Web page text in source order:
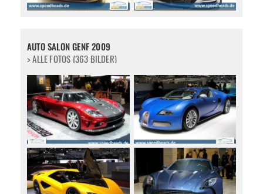
AUTO SALON GENF 2009
> ALLE FOTOS (363 BILDER)